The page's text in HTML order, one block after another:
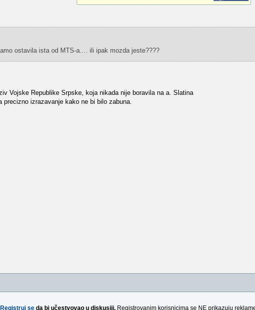
ostavila ista od MTS-a.... ili ipak mozda jeste????
Vojske Republike Srpske, koja nikada nije boravila na a. Slatina
izrazavanje kako ne bi bilo zabuna.
Registruj se da bi učestvovao u diskusiji. Registrovanim korisnicima se NE prikazuju